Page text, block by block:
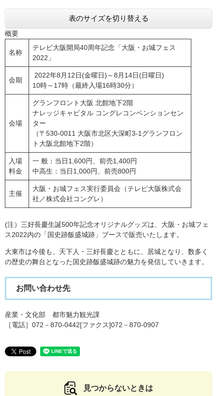
表のサイズを切り替える
概要
名称
テレビ大阪開局40周年記念「大阪・お城フェス
2022」
会期
2022年8月12日(金曜日)～8月14日(日曜日)
10時～17時（最終入場16時30分）
会場
グランフロント大阪 北館地下2階
​ナレッジキャピタル コングレコンベンションセン
ター
（〒530-0011 大阪市北区大深町3-1グランフロン
ト大阪北館地下2階）
入場
料金
一 般：当日1,600円、前売1,400円
中高生：当日1,000円、前売800円
主催
大阪・お城フェス実行委員会（テレビ大阪株式会
社／株式会社コングレ）
(注）三好長慶生誕500年記念オリジナルグッズは、大阪・お城フェ
ス2022内の「国史跡飯盛城跡」ブースで販売いたします。
​大東市は今後も、天下人・三好長慶とともに、居城となり、数多く
の歴史の舞台となった国史跡飯盛城跡の魅力を発信していきます。
お問い合わせ先
産業・文化部 都市魅力観光課
［電話］072－870-0442[ファクス]072－870-0907
見つからないときは